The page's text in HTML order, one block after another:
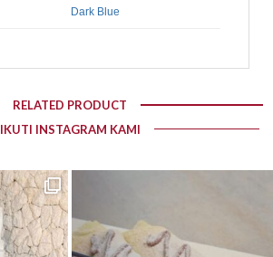
Dark Blue
RELATED PRODUCT
IKUTI INSTAGRAM KAMI